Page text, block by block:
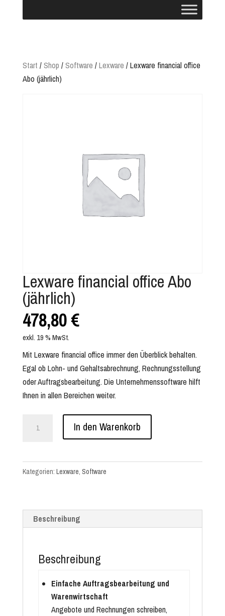
Start /Shop /Software /Lexware / Lexware financial office
Abo (jährlich)
Lexware financial office Abo
(jährlich)
478,80€
exkl. 19 % MwSt.
Mit Lexware financial office immer den Überblick behalten.
Egal ob Lohn- und Gehaltsabrechnung, Rechnungsstellung
oder Auftragsbearbeitung. Die Unternehmenssoftware hilft
Ihnen in allen Bereichen weiter.
financial
Abo
(jährlich)
In den Warenkorb
Kategorien: Lexware, Software
Beschreibung
Beschreibung
Einfache Auftragsbearbeitung und
Warenwirtschaft
Angebote und Rechnungen schreiben,